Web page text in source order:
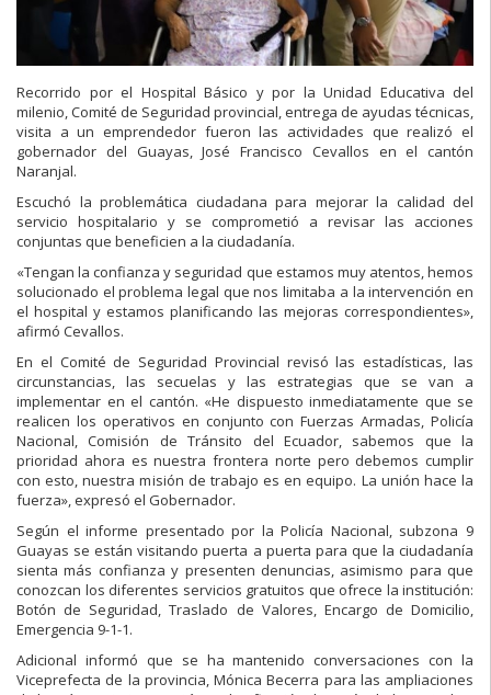
Recorrido por el Hospital Básico y por la Unidad Educativa del
milenio, Comité de Seguridad provincial, entrega de ayudas técnicas,
visita a un emprendedor fueron las actividades que realizó el
gobernador del Guayas, José Francisco Cevallos en el cantón
Naranjal.
Escuchó la problemática ciudadana para mejorar la calidad del
servicio hospitalario y se comprometió a revisar las acciones
conjuntas que beneficien a la ciudadanía.
«Tengan la confianza y seguridad que estamos muy atentos, hemos
solucionado el problema legal que nos limitaba a la intervención en
el hospital y estamos planificando las mejoras correspondientes»,
afirmó Cevallos.
En el Comité de Seguridad Provincial revisó las estadísticas, las
circunstancias, las secuelas y las estrategias que se van a
implementar en el cantón. «He dispuesto inmediatamente que se
realicen los operativos en conjunto con Fuerzas Armadas, Policía
Nacional, Comisión de Tránsito del Ecuador, sabemos que la
prioridad ahora es nuestra frontera norte pero debemos cumplir
con esto, nuestra misión de trabajo es en equipo. La unión hace la
fuerza», expresó el Gobernador.
Según el informe presentado por la Policía Nacional, subzona 9
Guayas se están visitando puerta a puerta para que la ciudadanía
sienta más confianza y presenten denuncias, asimismo para que
conozcan los diferentes servicios gratuitos que ofrece la institución:
Botón de Seguridad, Traslado de Valores, Encargo de Domicilio,
Emergencia 9-1-1.
Adicional informó que se ha mantenido conversaciones con la
Viceprefecta de la provincia, Mónica Becerra para las ampliaciones